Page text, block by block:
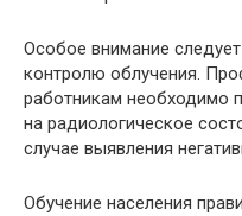
Особое внимание
контролю облучения.
работникам необходимо
на радиологическое
случае выявления
Обучение населения